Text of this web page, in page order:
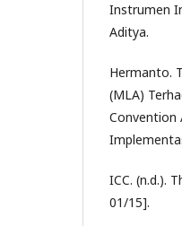
Instrumen
Aditya.
Hermanto.
(MLA)
Convention
ICC. (n.d.).
01/15].